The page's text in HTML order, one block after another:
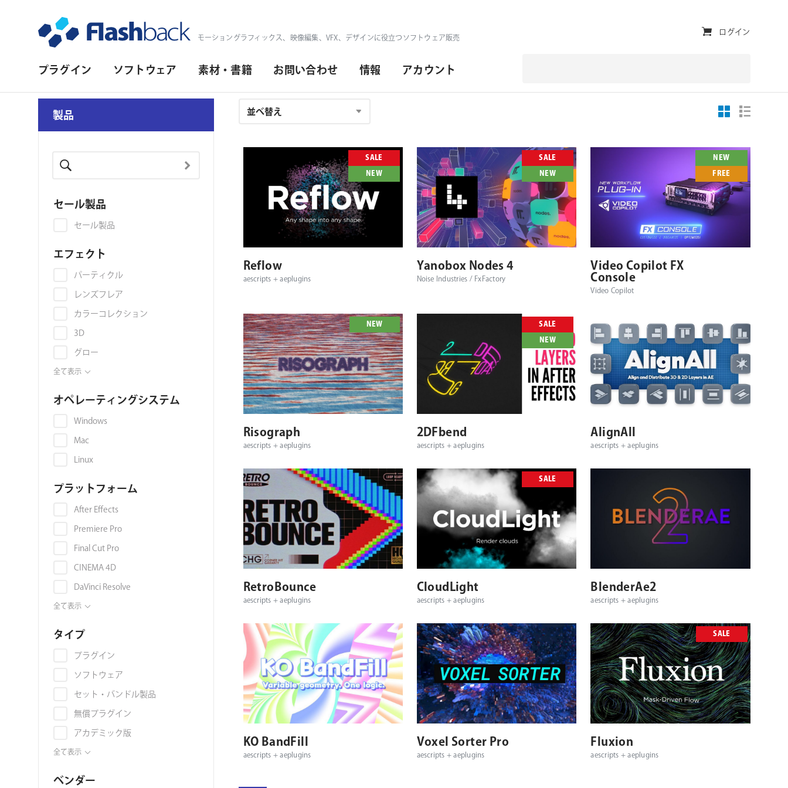
モーショングラフィックス、映像編集、VFX、デザインに役立つソフトウェア販売
プ
マ
プラグイン ソフトウェア 素材・書籍 お問い合わせ 情報 アカウント
ユ
ィ
ィ・
ナ
ビ
ゲ
ー
ログイン
製品
セール製品
セール製品
エフェクト
パーティクル
レンズフレア
カラーコレクション
3D
グロー
アニメーション
アップコンバート
映像音声同期
ライトリーク
オーバーレイ
環境マップ
マテリアル・テクスチャ
グラデーション
グランジ
群集アニメーション
AI
3Dモデル
コラージュ
ジェネレーター
映像素材
スタイライズ
全て表示
オペレーティングシステム
Windows
Mac
Linux
プラットフォーム
After Effects
Premiere Pro
Final Cut Pro
CINEMA 4D
DaVinci Resolve
OFX
EDIUS Pro
Autodesk Maya
全て表示
タイプ
プラグイン
ソフトウェア
セット・バンドル製品
無償プラグイン
アカデミック版
プリセット
映像素材
全て表示
ベンダー
文
果
SALE
NEW
対応プラットフォーム
Reflow
aescripts + aeplugins
SALE
NEW
対応プラットフォーム 対応OS
Yanobox Nodes 4
Noise Industries / FxFactory
NEW
FREE
対応プラットフォーム
Video Copilot FX
Console
Video Copilot
NEW
対応プラットフォーム 対応OS
Risograph
aescripts + aeplugins
SALE
NEW
対応OS
2DFbend
aescripts + aeplugins
対応プラットフォーム 対応OS
AlignAll
aescripts + aeplugins
対応プラットフォーム 対応OS
RetroBounce
aescripts + aeplugins
SALE
対応プラットフォーム 対応OS
CloudLight
aescripts + aeplugins
対応プラットフォーム
BlenderAe2
aescripts + aeplugins
対応プラットフォーム 対応OS
KO BandFill
aescripts + aeplugins
対応プラットフォーム 対応OS
Voxel Sorter Pro
aescripts + aeplugins
SALE
対応プラットフォーム 対応OS
Fluxion
aescripts + aeplugins